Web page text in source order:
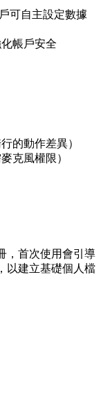
可自主設定數據
帳戶安全
的動作差異）
克風權限）
，首次使用會引導
以建立基礎個人檔